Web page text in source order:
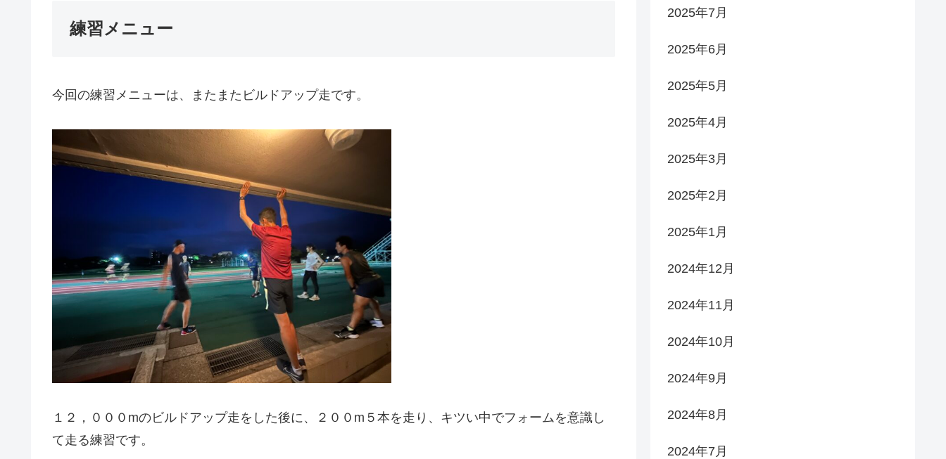
練習メニュー
今回の練習メニューは、またまたビルドアップ走です。
１２，０００mのビルドアップ走をした後に、２００m５本を走り、キツい中でフォームを意識し
て走る練習です。
2025年7月
2025年6月
2025年5月
2025年4月
2025年3月
2025年2月
2025年1月
2024年12月
2024年11月
2024年10月
2024年9月
2024年8月
2024年7月